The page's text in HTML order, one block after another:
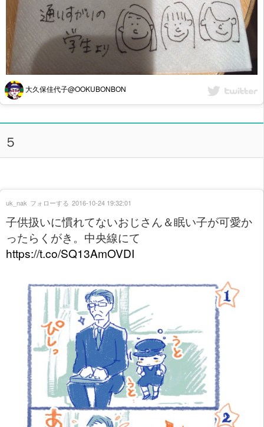
大久保佳代子@OOKUBONBON
５
子供扱いに慣れてないおじさん＆眠い子が可愛か
ったらくがき。中央線にて
https://t.co/SQ13AmOVDI
uk_nak フォローする 2016-10-24 19:32:01